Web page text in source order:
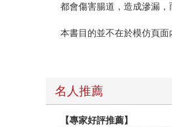
都會傷害腸道，造成滲漏
本書目的並不在於模仿頁
名人推薦
【專家好評推薦】